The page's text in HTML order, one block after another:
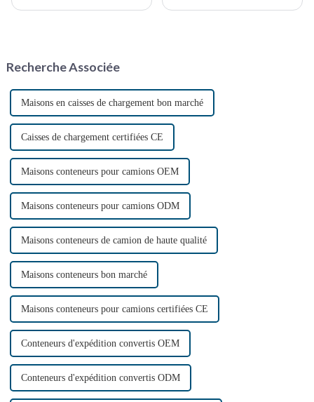
l'urbanisation, ...
Recherche Associée
Maisons en caisses de chargement bon marché
Caisses de chargement certifiées CE
Maisons conteneurs pour camions OEM
Maisons conteneurs pour camions ODM
Maisons conteneurs de camion de haute qualité
Maisons conteneurs bon marché
Maisons conteneurs pour camions certifiées CE
Conteneurs d'expédition convertis OEM
Conteneurs d'expédition convertis ODM